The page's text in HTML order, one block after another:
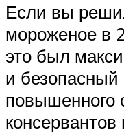
Если вы
мороженое в
это был
и безопасный
повышенного
консервантов